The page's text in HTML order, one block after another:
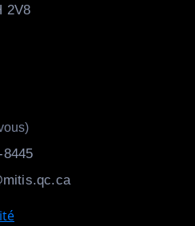
2V8
8445